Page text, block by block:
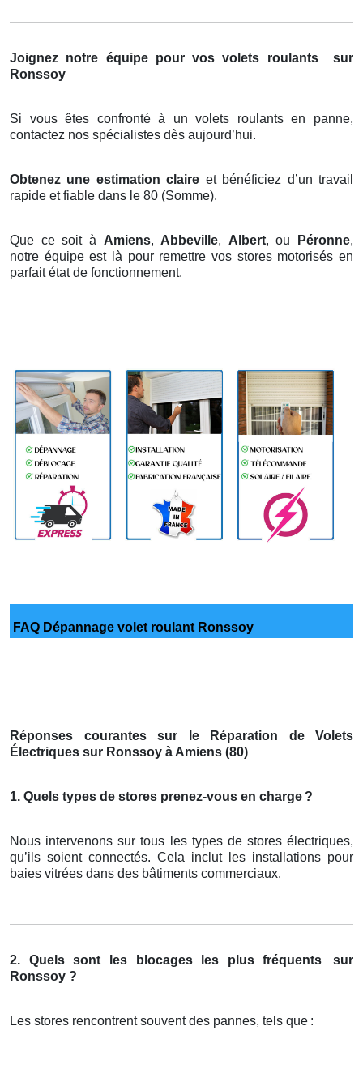
Joignez notre équipe pour vos volets roulants
sur
Ronssoy
Si vous êtes confronté à un volets roulants en panne,
contactez nos spécialistes dès aujourd’hui.
Obtenez une estimation claire et bénéficiez d’un travail
rapide et fiable dans le 80 (Somme).
Que ce soit à Amiens, Abbeville, Albert, ou Péronne,
notre équipe est là pour remettre vos stores motorisés en
parfait état de fonctionnement.
FAQ Dépannage volet roulant Ronssoy
Réponses courantes sur le Réparation de Volets
Électriques sur Ronssoy à Amiens (80)
1. Quels types de stores prenez-vous en charge ?
Nous intervenons sur tous les types de stores électriques,
qu’ils soient connectés. Cela inclut les installations pour
baies vitrées dans des bâtiments commerciaux.
2. Quels sont les blocages les plus fréquents
sur
Ronssoy ?
Les stores rencontrent souvent des pannes, tels que :